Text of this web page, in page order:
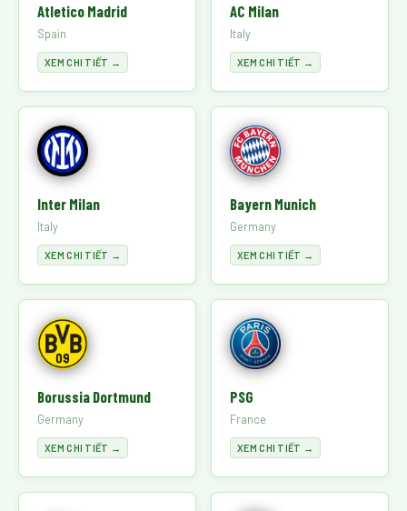
Atletico Madrid
Spain
XEM CHI TIẾT →
AC Milan
Italy
XEM CHI TIẾT →
Inter Milan
Italy
XEM CHI TIẾT →
Bayern Munich
Germany
XEM CHI TIẾT →
Borussia Dortmund
Germany
XEM CHI TIẾT →
PSG
France
XEM CHI TIẾT →